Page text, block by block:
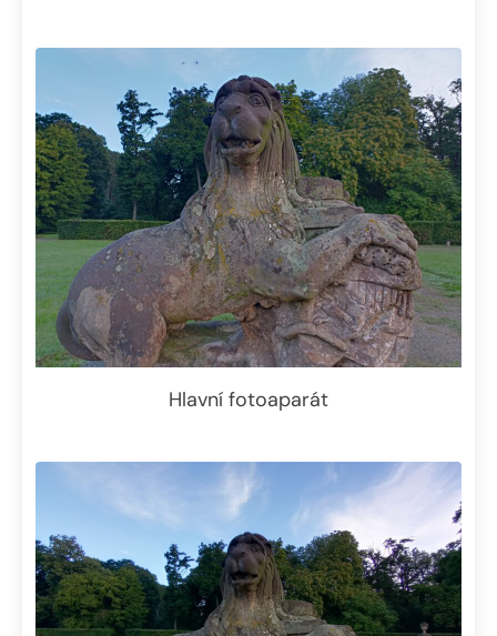
Hlavní fotoaparát